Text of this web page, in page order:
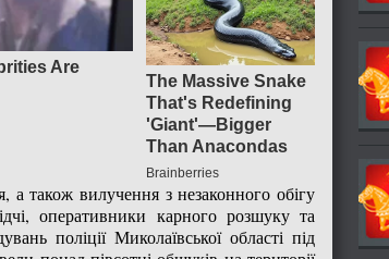
а також вилучення з незаконного обігу
оперативники карного розшуку та
поліції Миколаївської області під